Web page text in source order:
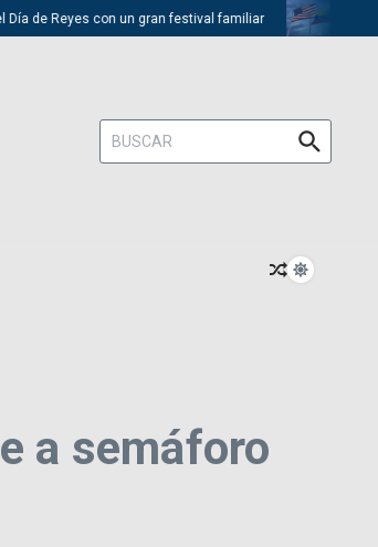
de Reyes con un gran festival familiar
Buscar:
a semáforo